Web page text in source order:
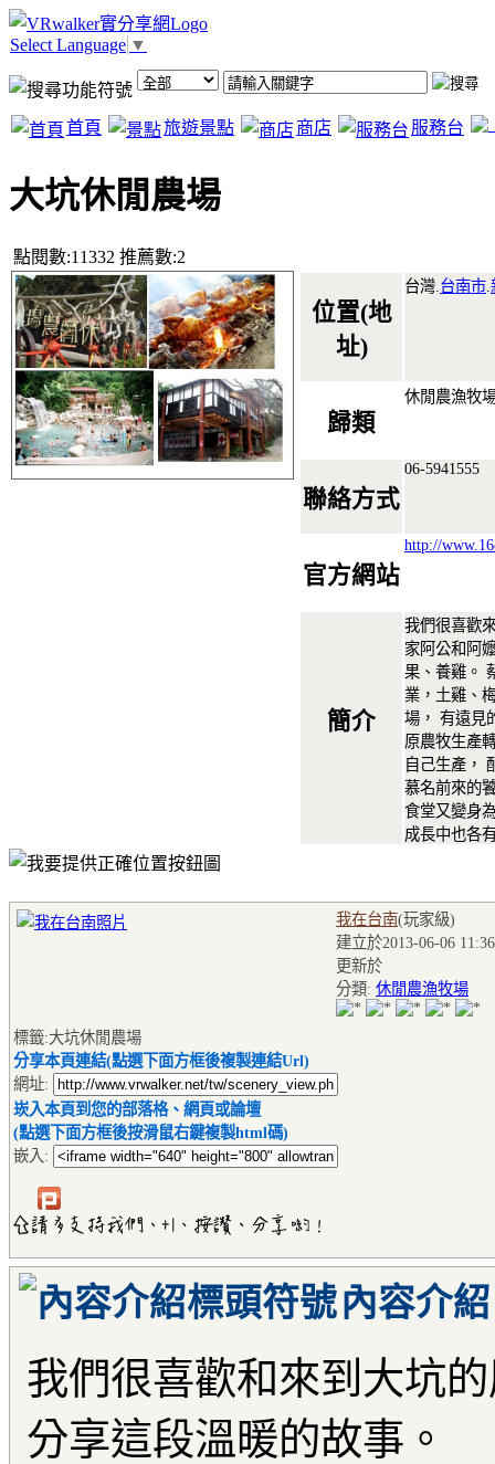
Select Language ▼
首頁 旅遊景點 商店 服務台
大坑休閒農場
點閱數:11332 推薦數:2
位置(地
址)
台灣. 台南市
歸類
休閒農漁牧
聯絡方式
06-5941555
官方網站
http://
簡介
我們很喜歡
家阿公和阿
果、養雞。
業，土雞、
場， 有遠見
原農牧生產
自己生產，
慕名前來的
食堂又變身
成長中也各
我在台南(玩家級)
建立於2013-06-06
更新於
分類: 休閒農漁牧場
標籤:大坑休閒農場
分享本頁連結(點選下面方框後複製連結Url)
網址:
崁入本頁到您的部落格、網頁或論壇
(點選下面方框後按滑鼠右鍵複製html碼)
嵌入:
內容介紹
我們很喜歡和來到大坑
分享這段溫暖的故事。